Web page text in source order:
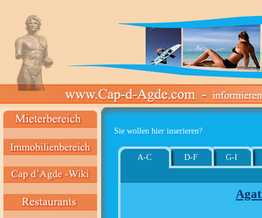
Sie wollen hier inserieren?
A-C D-F G-I